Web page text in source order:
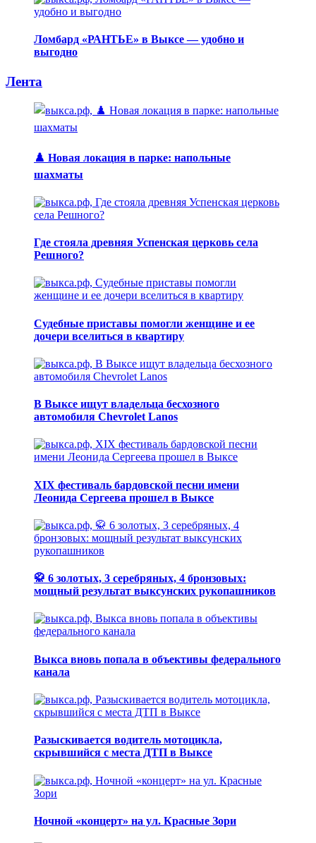
Ломбард «РАНТЬЕ» в Выксе — удобно и
выгодно
Лента
♟️ Новая локация в парке: напольные
шахматы
Где стояла древняя Успенская церковь села
Решного?
Судебные приставы помогли женщине и ее
дочери вселиться в квартиру
В Выксе ищут владельца бесхозного
автомобиля Chevrolet Lanos
XIX фестиваль бардовской песни имени
Леонида Сергеева прошел в Выксе
🥋 6 золотых, 3 серебряных, 4 бронзовых:
мощный результат выксунских рукопашников
Выкса вновь попала в объективы федерального
канала
Разыскивается водитель мотоцикла,
скрывшийся с места ДТП в Выксе
Ночной «концерт» на ул. Красные Зори